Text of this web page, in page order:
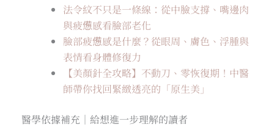
法令紋不只是一條線：從中臉支撐、嘴邊肉
與疲憊感看臉部老化
臉部疲憊感是什麼？從眼周、膚色、浮腫與
表情看身體修復力
【美顏針全攻略】不動刀、零恢復期！中醫
師帶你找回緊緻透亮的「原生美」
醫學依據補充｜給想進一步理解的讀者